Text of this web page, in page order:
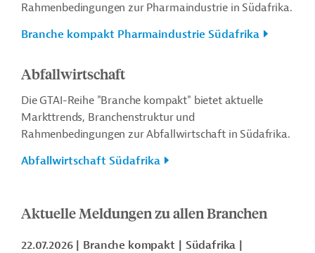
Rahmenbedingungen zur Pharmaindustrie in Südafrika.
Branche kompakt Pharmaindustrie Südafrika
Abfallwirtschaft
Die GTAI-Reihe "Branche kompakt" bietet aktuelle
Markttrends, Branchenstruktur und
Rahmenbedingungen zur Abfallwirtschaft in Südafrika.
Abfallwirtschaft Südafrika
Aktuelle Meldungen zu allen Branchen
22.07.2026 Branche kompakt
Südafrika